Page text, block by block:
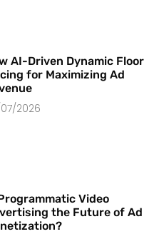
AI-Driven Dynamic Floor
for Maximizing Ad
2026
Video
the Future of Ad